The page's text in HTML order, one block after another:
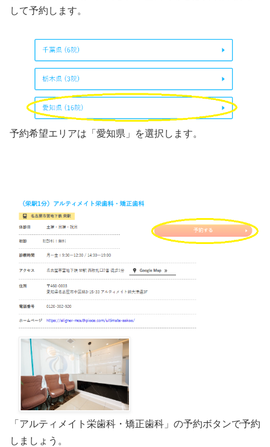
して予約します。
予約希望エリアは「愛知県」を選択します。
「アルティメイト栄歯科・矯正歯科」の予約ボタンで予約
しましょう。